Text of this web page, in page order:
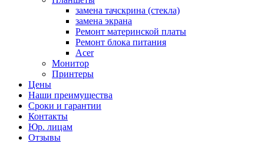
замена тачскрина (стекла)
замена экрана
Ремонт материнской платы
Ремонт блока питания
Acer
Монитор
Принтеры
Цены
Наши преимущества
Сроки и гарантии
Контакты
Юр. лицам
Отзывы